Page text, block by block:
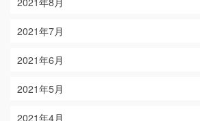
2021年7月
2021年6月
2021年5月
2021年4月